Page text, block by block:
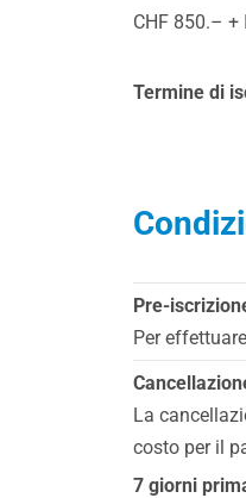
CHF 850.– +
Termine di
Pre-
Per
La
costo per il
7 giorni